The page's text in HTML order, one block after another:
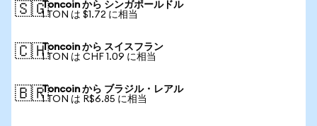
🇸🇬Toncoin から シンガポールドル
1 TON は $1.72 に相当
🇨🇭Toncoin から スイスフラン
1 TON は CHF 1.09 に相当
🇧🇷Toncoin から ブラジル・レアル
1 TON は R$6.85 に相当